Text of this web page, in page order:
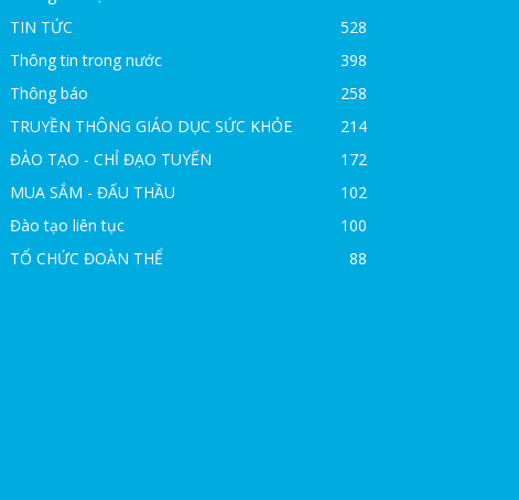
TIN TỨC
528
Thông tin trong nước
398
Thông báo
258
TRUYỀN THÔNG GIÁO DỤC SỨC KHỎE
214
ĐÀO TẠO - CHỈ ĐẠO TUYẾN
172
MUA SẮM - ĐẤU THẦU
102
Đào tạo liên tục
100
TỔ CHỨC ĐOÀN THỂ
88